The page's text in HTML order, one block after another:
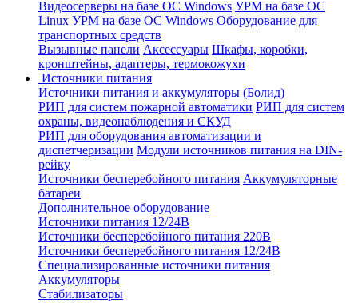
Видеосерверы на базе ОС Windows УРМ на базе ОС
Linux УРМ на базе ОС Windows Оборудование для
транспортных средств
Вызывные панели Аксессуары Шкафы, коробки,
кронштейны, адаптеры, термокожухи
Источники питания
Источники питания и аккумуляторы (Болид)
РИП для систем пожарной автоматики РИП для систем
охраны, видеонаблюдения и СКУД
РИП для оборудования автоматизации и
диспетчеризации Модули источников питания на DIN-
рейку
Источники бесперебойного питания Аккумуляторные
батареи
Дополнительное оборудование
Источники питания 12/24В
Источники бесперебойного питания 220В
Источники бесперебойного питания 12/24В
Специализированные источники питания
Аккумуляторы
Стабилизаторы